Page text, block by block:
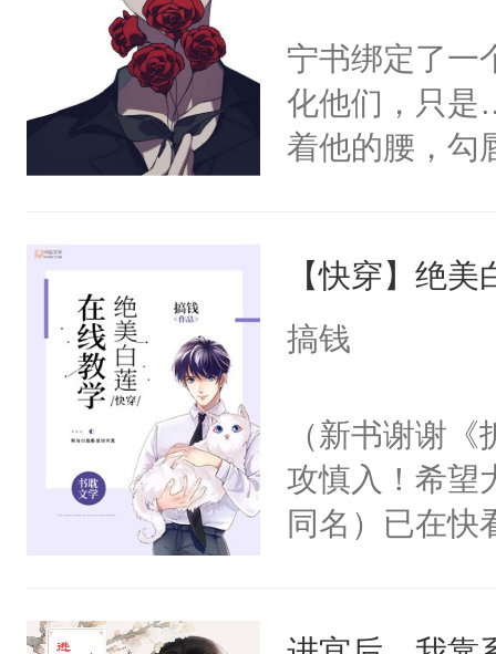
宁书绑定了一
化他们，只是
着他的腰，勾
来，给老公
用力——为你
【快穿】绝
搞钱
（新书谢谢
攻慎入！希望
同名）已在快